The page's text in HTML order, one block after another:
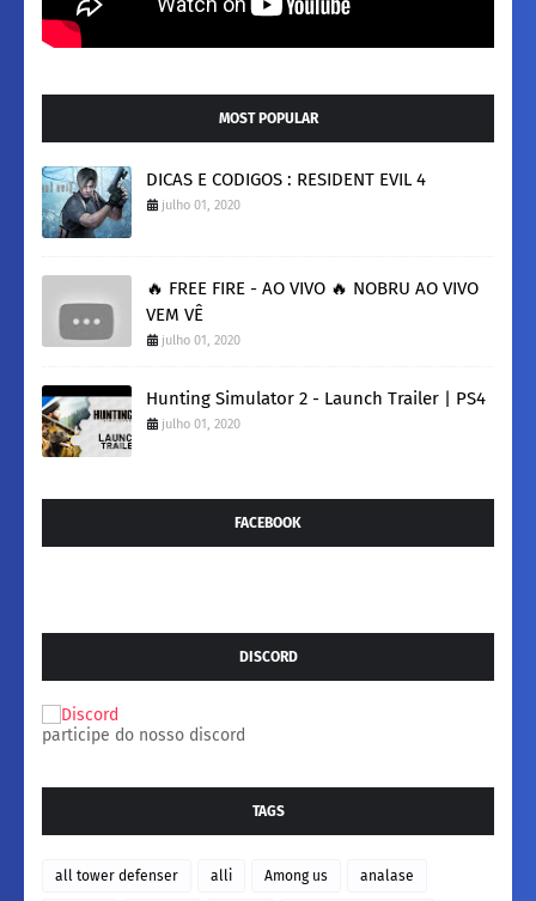
MOST POPULAR
DICAS E CODIGOS : RESIDENT EVIL 4
julho 01, 2020
🔥 FREE FIRE - AO VIVO 🔥 NOBRU AO VIVO
VEM VÊ
julho 01, 2020
Hunting Simulator 2 - Launch Trailer | PS4
julho 01, 2020
FACEBOOK
DISCORD
participe do nosso discord
TAGS
all tower defenser alli Among us analase